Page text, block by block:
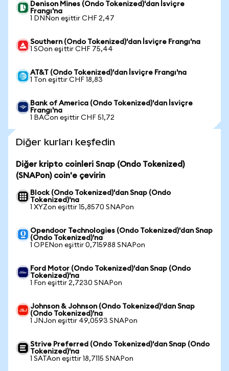
Denison Mines (Ondo Tokenized)'dan İsviçre
Frangı'na
1 DNNon eşittir CHF 2,47
Southern (Ondo Tokenized)'dan İsviçre Frangı'na
1 SOon eşittir CHF 75,44
AT&T (Ondo Tokenized)'dan İsviçre Frangı'na
1 Ton eşittir CHF 18,83
Bank of America (Ondo Tokenized)'dan İsviçre
Frangı'na
1 BACon eşittir CHF 51,72
Diğer kurları keşfedin
Diğer kripto coinleri Snap (Ondo Tokenized)
(SNAPon) coin'e çevirin
Block (Ondo Tokenized)'dan Snap (Ondo
Tokenized)'na
1 XYZon eşittir 15,8570 SNAPon
Opendoor Technologies (Ondo Tokenized)'dan Snap
(Ondo Tokenized)'na
1 OPENon eşittir 0,715988 SNAPon
Ford Motor (Ondo Tokenized)'dan Snap (Ondo
Tokenized)'na
1 Fon eşittir 2,7230 SNAPon
Johnson & Johnson (Ondo Tokenized)'dan Snap
(Ondo Tokenized)'na
1 JNJon eşittir 49,0593 SNAPon
Strive Preferred (Ondo Tokenized)'dan Snap (Ondo
Tokenized)'na
1 SATAon eşittir 18,7115 SNAPon